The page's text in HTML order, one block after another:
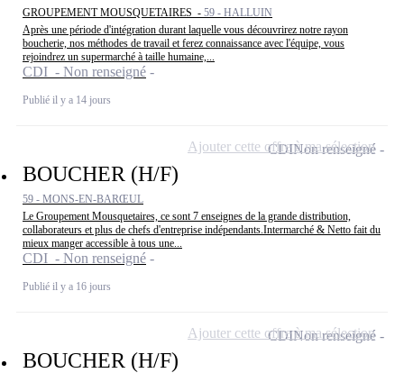
GROUPEMENT MOUSQUETAIRES - 59 - HALLUIN
Après une période d'intégration durant laquelle vous découvrirez notre rayon
boucherie, nos méthodes de travail et ferez connaissance avec l'équipe, vous
rejoindrez un supermarché à taille humaine,...
CDI - Non renseigné
Publié il y a 14 jours
BOUCHER (H/F)
59 - MONS-EN-BARŒUL
Le Groupement Mousquetaires, ce sont 7 enseignes de la grande distribution,
collaborateurs et plus de chefs d'entreprise indépendants.Intermarché & Netto fait du
mieux manger accessible à tous une...
CDI - Non renseigné
Publié il y a 16 jours
CDINon renseigné
Ajouter cette offre à ma sélection
BOUCHER (H/F)
CDINon renseigné
Ajouter cette offre à ma sélection